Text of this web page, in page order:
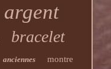
argent
bracelet
anciennes montre